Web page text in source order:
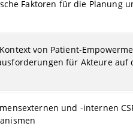
Faktoren für die Planung
von Patient-
für Akteure auf
und -internen